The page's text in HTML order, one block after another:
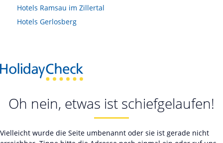
Hotels Ramsau im Zillertal
Hotels Gerlosberg
Oh nein, etwas ist schiefgelaufen!
Vielleicht wurde die Seite umbenannt oder sie ist gerade nicht